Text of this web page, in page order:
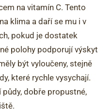
na vitamín C. Tento
klima a daří se mu i v
pokud je dostatek
polohy podporují výskyt
být vyloučeny, stejně
které rychle vysychají.
půdy, dobře propustné,